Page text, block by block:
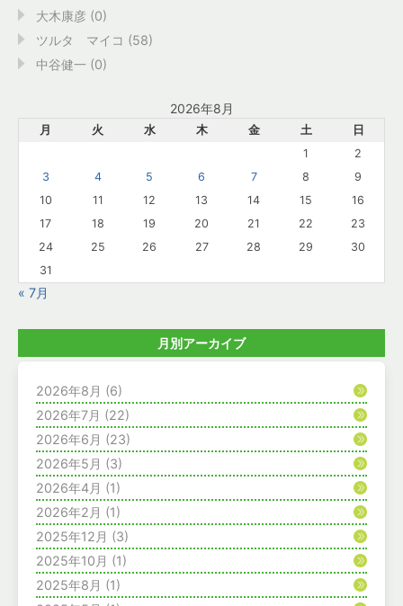
大木康彦 (0)
ツルタ マイコ (58)
中谷健一 (0)
2026年8月
月 火 水 木 金 土
日
1
2
3
4 5 6 7 8
9
10
11 12 13 14 15
16
17
18 19 20 21 22
23
24
25 26 27 28 29
30
31
« 7月
月別アーカイブ
2026年8月 (6)
2026年7月 (22)
2026年6月 (23)
2026年5月 (3)
2026年4月 (1)
2026年2月 (1)
2025年12月 (3)
2025年10月 (1)
2025年8月 (1)